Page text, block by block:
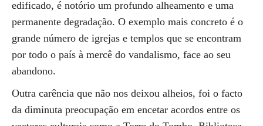
edificado, é notório um profundo alheamento e uma
permanente degradação. O exemplo mais concreto é o
grande número de igrejas e templos que se encontram
por todo o país à mercê do vandalismo, face ao seu
abandono.
Outra carência que não nos deixou alheios, foi o facto
da diminuta preocupação em encetar acordos entre os